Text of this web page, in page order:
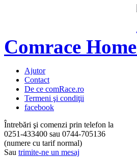
Comrace Home
Ajutor
Contact
De ce comRace.ro
Termeni şi condiţii
facebook
Întrebări şi comenzi prin telefon la
0251-433400 sau 0744-705136
(numere cu tarif normal)
Sau trimite-ne un mesaj